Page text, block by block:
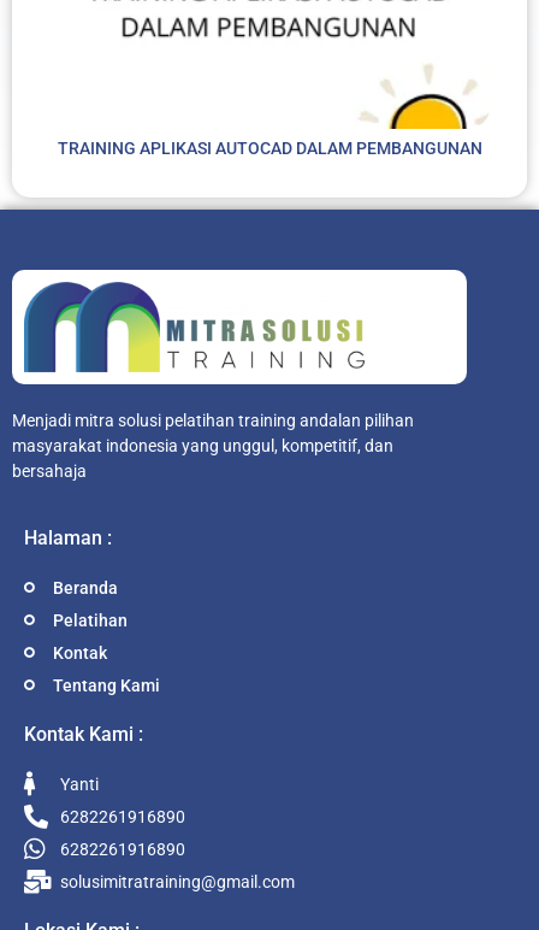
TRAINING APLIKASI AUTOCAD DALAM PEMBANGUNAN
Menjadi mitra solusi pelatihan training andalan pilihan
masyarakat indonesia yang unggul, kompetitif, dan
bersahaja
Halaman :
Beranda
Pelatihan
Kontak
Tentang Kami
Kontak Kami :
Yanti
6282261916890
6282261916890
solusimitratraining@gmail.com